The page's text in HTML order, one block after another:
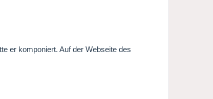
er komponiert. Auf der Webseite des